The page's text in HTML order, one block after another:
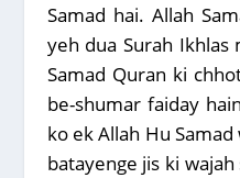
Samad hai. Allah
yeh dua Surah Ikhlas
Samad Quran ki
be-shumar faiday
ko ek Allah Hu
batayenge jis ki